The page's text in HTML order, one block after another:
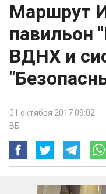
Маршрут
павильон
ВДНХ и
01 октября 2017 09:02
ВБ